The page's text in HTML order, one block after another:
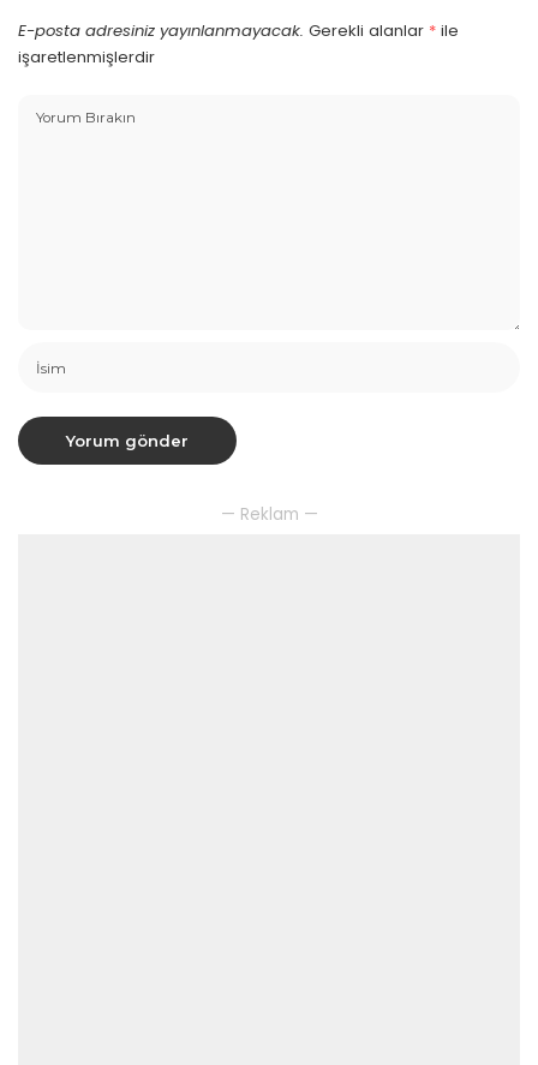
E-posta adresiniz yayınlanmayacak. Gerekli alanlar * ile
işaretlenmişlerdir
— Reklam —